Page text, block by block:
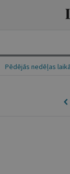
Pēdējās nedēļas laikā